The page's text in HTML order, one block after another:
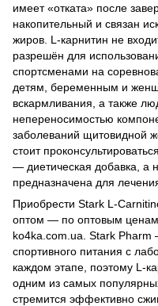
имеет «отката» после
накопительный и связан
жиров. L-карнитин не
разрешён для
спортсменами на
детям, беременным и
вскармливания, а также
непереносимостью
заболеваний щитовидной
стоит
— диетическая добавка, а
предназначена для
Приобрести Stark L-
оптом — по оптовым
ko4ka.com.ua. Stark Pharm
спортивного питания с
каждом этапе, поэтому L-
одним из самых
стремится эффективно